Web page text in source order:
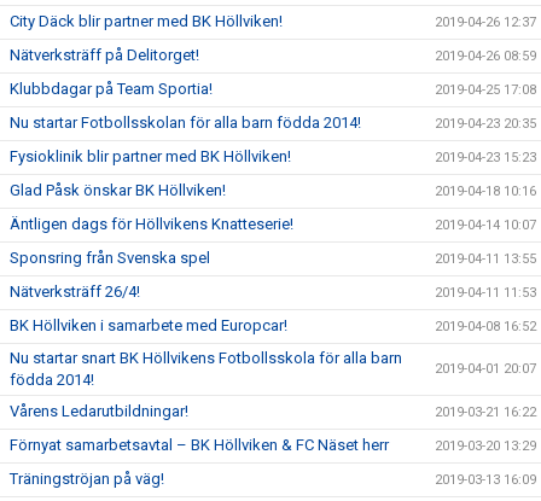
City Däck blir partner med BK Höllviken! 2019-04-26 12:37
Nätverksträff på Delitorget! 2019-04-26 08:59
Klubbdagar på Team Sportia! 2019-04-25 17:08
Nu startar Fotbollsskolan för alla barn födda 2014! 2019-04-23 20:35
Fysioklinik blir partner med BK Höllviken! 2019-04-23 15:23
Glad Påsk önskar BK Höllviken! 2019-04-18 10:16
Äntligen dags för Höllvikens Knatteserie! 2019-04-14 10:07
Sponsring från Svenska spel 2019-04-11 13:55
Nätverksträff 26/4! 2019-04-11 11:53
BK Höllviken i samarbete med Europcar! 2019-04-08 16:52
Nu startar snart BK Höllvikens Fotbollsskola för alla barn
födda 2014!
2019-04-01 20:07
Vårens Ledarutbildningar! 2019-03-21 16:22
Förnyat samarbetsavtal – BK Höllviken & FC Näset herr 2019-03-20 13:29
Träningströjan på väg! 2019-03-13 16:09